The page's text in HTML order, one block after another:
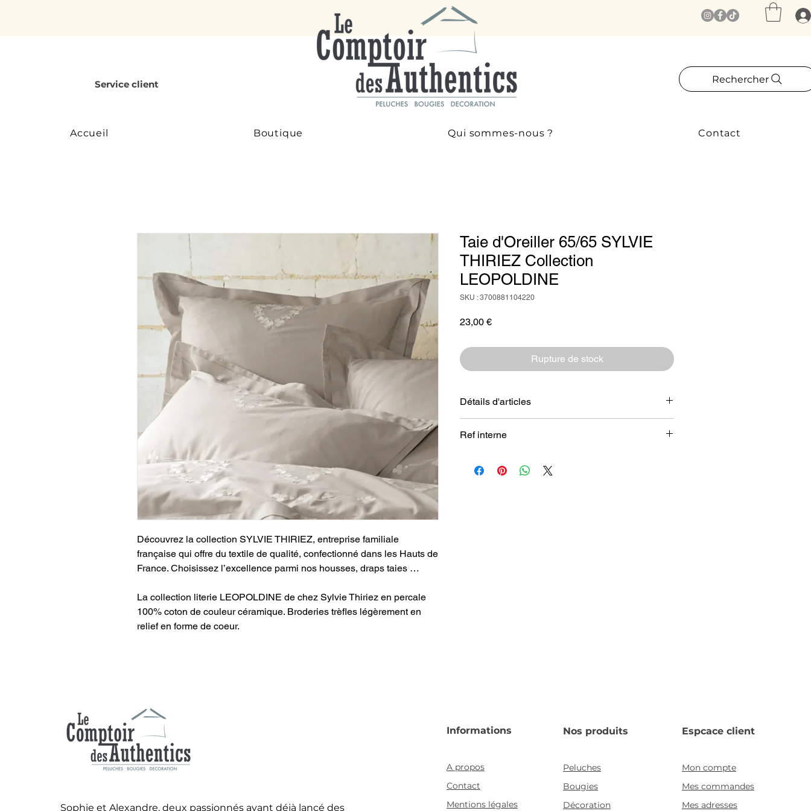
Service client Rechercher
Accueil Boutique Qui sommes-nous ? Contact
Découvrez la collection SYLVIE THIRIEZ, entreprise familiale
française qui offre du textile de qualité, confectionné dans les Hauts de
France. Choisissez l’excellence parmi nos housses, draps taies …
La collection literie LEOPOLDINE de chez Sylvie Thiriez en percale
100% coton de couleur céramique. Broderies trèfles légèrement en
relief en forme de coeur.
Taie d'Oreiller 65/65 SYLVIE
THIRIEZ Collection
LEOPOLDINE
SKU : 3700881104220
23,00 €Prix
Rupture de stock
Détails d'articles
serré
Ref interne
Sophie et Alexandre, deux passionnés ayant déjà lancé des
Informations
A propos
Contact
Mentions légales
Nos produits
Peluches
Bougies
Décoration
Espcace client
Mon compte
Mes commandes
Mes adresses